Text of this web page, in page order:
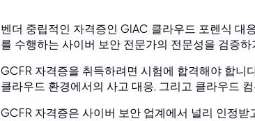
벤더 중립적인 자격증인 GIAC 클라우드 포렌식 대
를 수행하는 사이버 보안 전문가의 전문성을 검증
GCFR 자격증을 취득하려면 시험에 합격해야 합니
클라우드 환경에서의 사고 대응, 그리고 클라우드
GCFR 자격증은 사이버 보안 업계에서 널리 인정